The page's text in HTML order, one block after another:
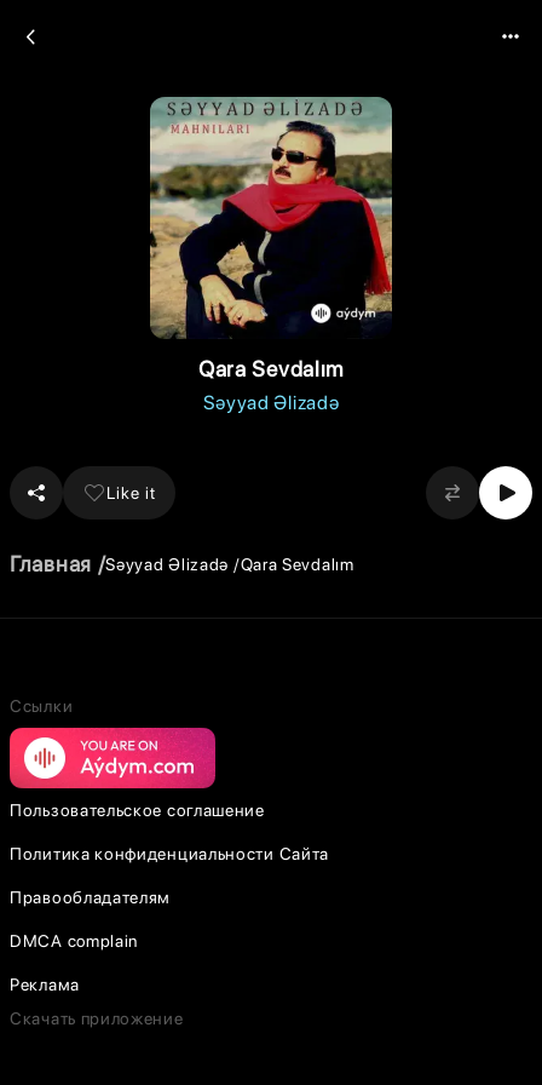
Qara Sevdalım
Səyyad Əlizadə
Like it
Главная Səyyad Əlizadə Qara Sevdalım
Ссылки
Пользовательское соглашение
Политика конфиденциальности Сайта
Правообладателям
DMCA complain
Реклама
Скачать приложение